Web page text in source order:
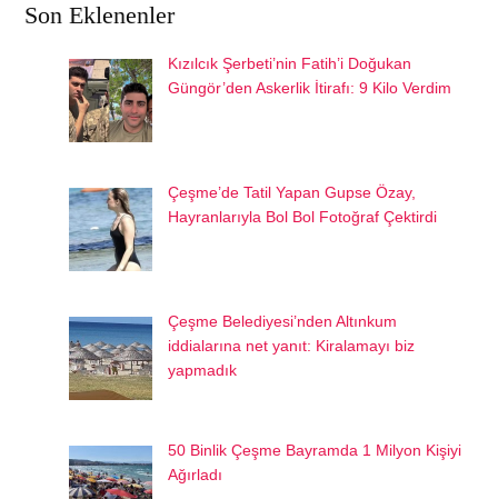
Son Eklenenler
Kızılcık Şerbeti’nin Fatih’i Doğukan
Güngör’den Askerlik İtirafı: 9 Kilo Verdim
Çeşme’de Tatil Yapan Gupse Özay,
Hayranlarıyla Bol Bol Fotoğraf Çektirdi
Çeşme Belediyesi’nden Altınkum
iddialarına net yanıt: Kiralamayı biz
yapmadık
50 Binlik Çeşme Bayramda 1 Milyon Kişiyi
Ağırladı